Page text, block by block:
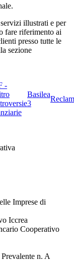
illustrati e per
fare riferimento ai
presso tutte le
sezione
-
Basilea
3
Imprese di
Iccrea
Cooperativo
n. A